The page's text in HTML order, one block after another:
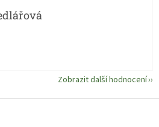
je 5 z 5 hvězdiček.
Zobrazit další hodnocení